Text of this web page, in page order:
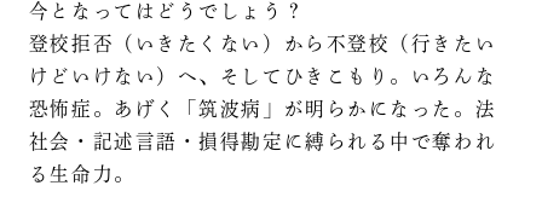
今となってはどうでしょう？
登校拒否（いきたくない）から不登校（行きたい
けどいけない）へ、そしてひきこもり。いろんな
恐怖症。あげく「筑波病」が明らかになった。法
社会・記述言語・損得勘定に縛られる中で奪われ
る生命力。